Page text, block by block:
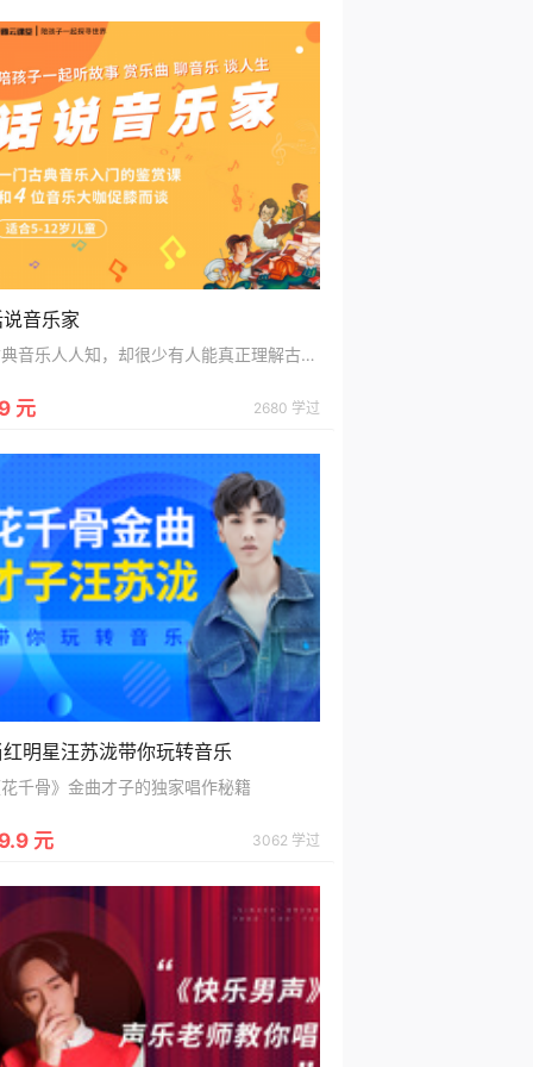
音乐家
古典音乐人人知，却很少有人能真正理解古典音乐，这是一门古典音乐的启蒙课程，带你走进音乐大师的访谈间，通过展现莫扎特、贝多芬、舒伯特、肖邦四位音乐家的成长历程，让孩子们在了解人物生平的同时，由浅入深了解音乐小知识、欣赏经典音乐曲目，拓宽自己的艺术视野，提高对音乐的鉴赏能力，与音乐进行一场深度对谈。
元 2680 学过
明星汪苏泷带你玩转音乐
千骨》金曲才子的独家唱作秘籍
元 3062 学过